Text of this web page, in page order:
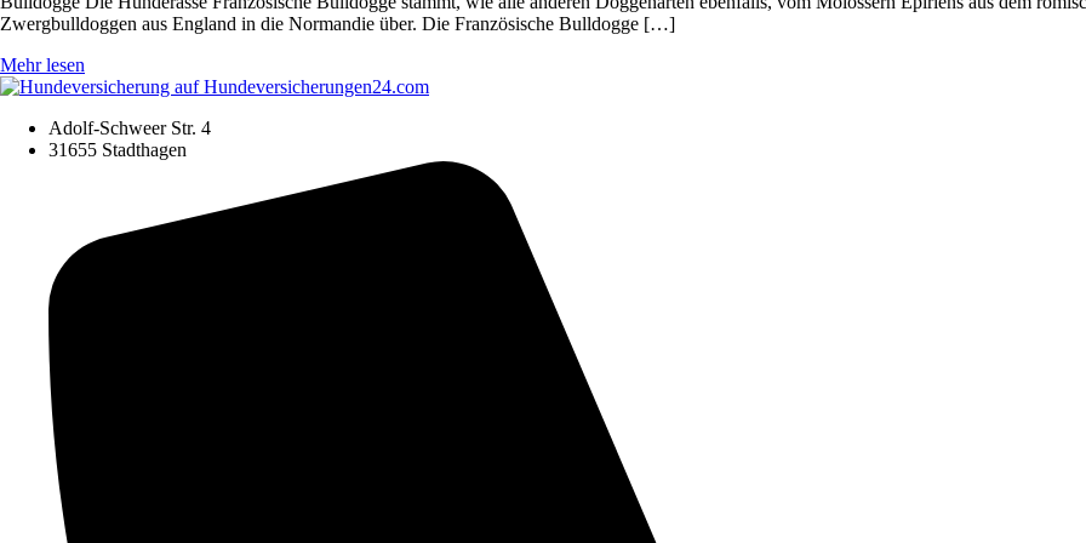
Zwergbulldoggen aus England in die Normandie über. Die Französische Bulldogge […]
Mehr lesen
Adolf-Schweer Str. 4
31655 Stadthagen